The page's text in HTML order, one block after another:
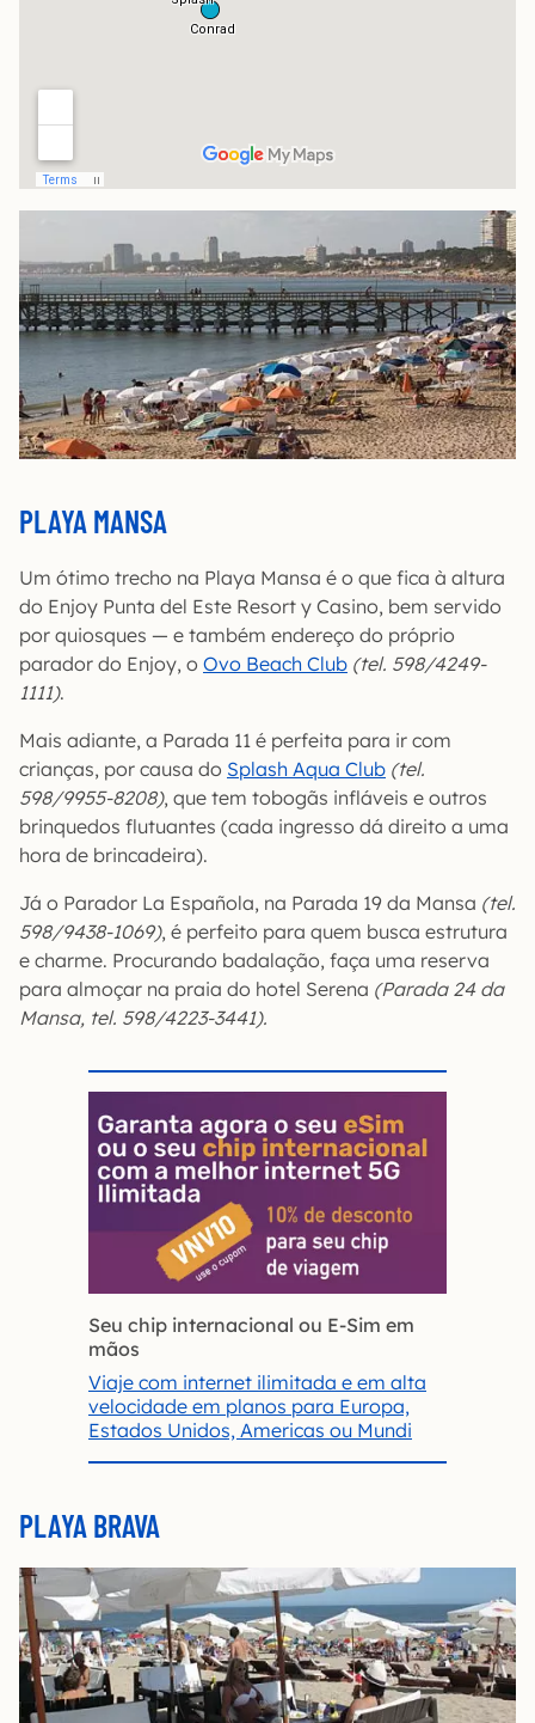
PLAYA MANSA
Um ótimo trecho na Playa Mansa é o que fica à altura
do Enjoy Punta del Este Resort y Casino, bem servido
por quiosques — e também endereço do próprio
parador do Enjoy, o Ovo Beach Club (tel. 598/4249-
1111).
Mais adiante, a Parada 11 é perfeita para ir com
crianças, por causa do Splash Aqua Club (tel.
598/9955-8208), que tem tobogãs infláveis e outros
brinquedos flutuantes (cada ingresso dá direito a uma
hora de brincadeira).
Já o Parador La Española, na Parada 19 da Mansa (tel.
598/9438-1069), é perfeito para quem busca estrutura
e charme. Procurando badalação, faça uma reserva
para almoçar na praia do hotel Serena (Parada 24 da
Mansa, tel. 598/4223-3441).
Seu chip internacional ou E-Sim em
mãos
Viaje com internet ilimitada e em alta
velocidade em planos para Europa,
Estados Unidos, Americas ou Mundi
PLAYA BRAVA